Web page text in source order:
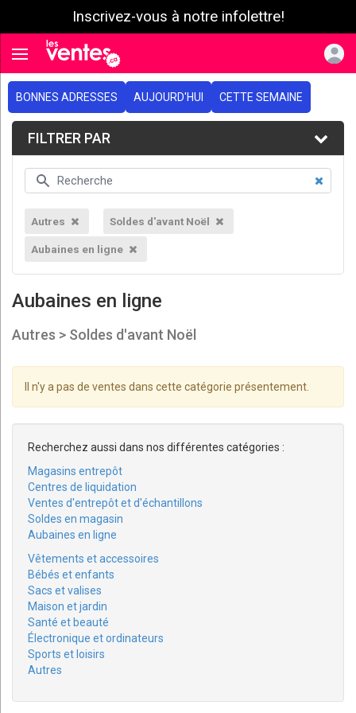
Inscrivez-vous à notre infolettre!
Toggle navigation
BONNES ADRESSES AUJOURD'HUI CETTE SEMAINE
FILTRER PAR
Autres Soldes d'avant Noël
Aubaines en ligne
Aubaines en ligne
Autres > Soldes d'avant Noël
Il n'y a pas de ventes dans cette catégorie présentement.
Recherchez aussi dans nos différentes catégories :
Magasins entrepôt
Centres de liquidation
Ventes d'entrepôt et d'échantillons
Soldes en magasin
Aubaines en ligne
Vêtements et accessoires
Bébés et enfants
Sacs et valises
Maison et jardin
Santé et beauté
Électronique et ordinateurs
Sports et loisirs
Autres